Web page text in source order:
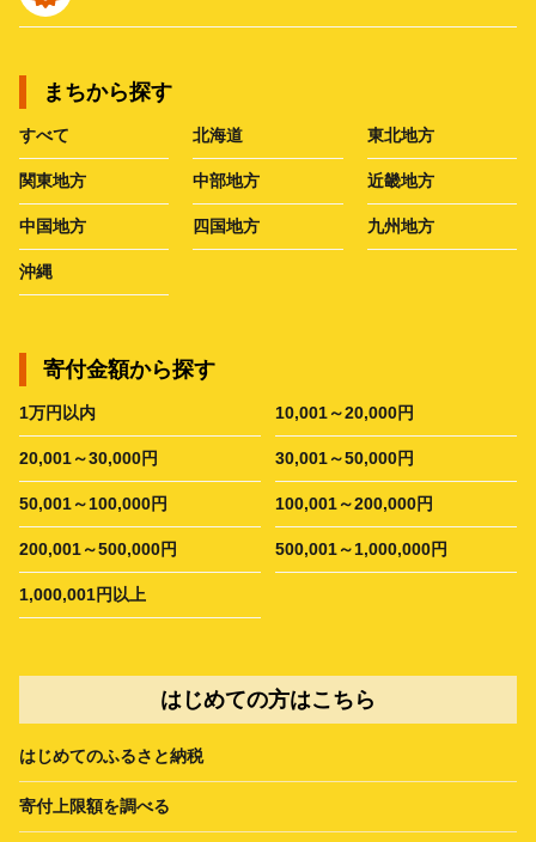
まちから探す
すべて 北海道 東北地方
関東地方 中部地方 近畿地方
中国地方 四国地方 九州地方
沖縄
寄付金額から探す
1万円以内 10,001～20,000円
20,001～30,000円 30,001～50,000円
50,001～100,000円 100,001～200,000円
200,001～500,000円 500,001～1,000,000円
1,000,001円以上
はじめての方はこちら
はじめてのふるさと納税
寄付上限額を調べる